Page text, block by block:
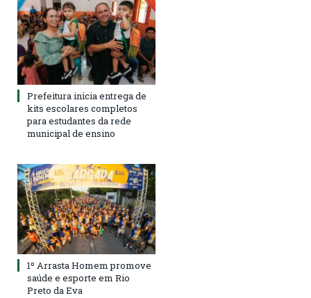
Prefeitura inicia entrega de
kits escolares completos
para estudantes da rede
municipal de ensino
1º Arrasta Homem promove
saúde e esporte em Rio
Preto da Eva